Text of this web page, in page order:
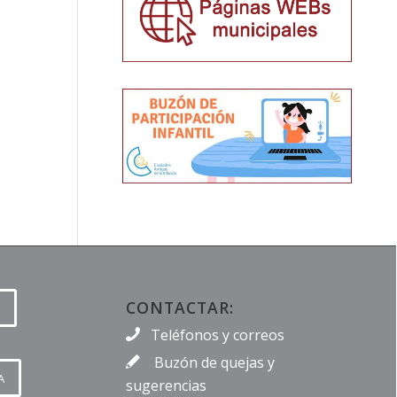
CONTACTAR:
Teléfonos y correos
Buzón de quejas y
sugerencias